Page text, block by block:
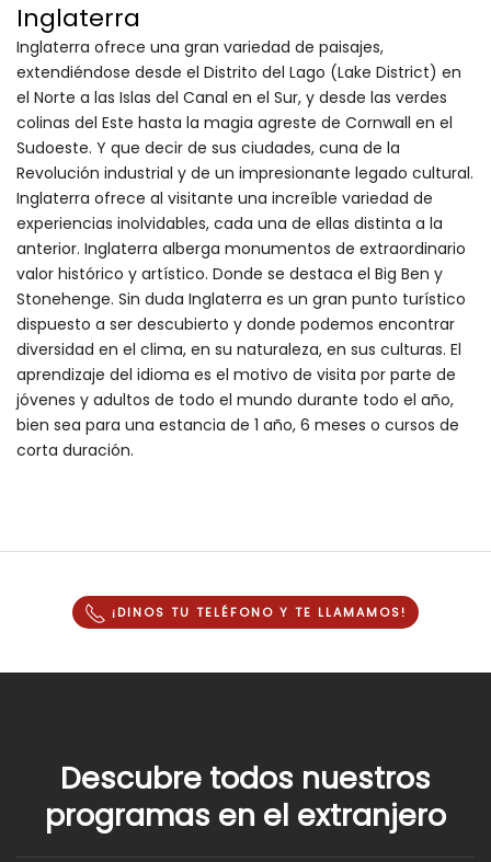
Inglaterra
Inglaterra ofrece una gran variedad de paisajes,
extendiéndose desde el Distrito del Lago (Lake District) en
el Norte a las Islas del Canal en el Sur, y desde las verdes
colinas del Este hasta la magia agreste de Cornwall en el
Sudoeste. Y que decir de sus ciudades, cuna de la
Revolución industrial y de un impresionante legado cultural.
Inglaterra ofrece al visitante una increíble variedad de
experiencias inolvidables, cada una de ellas distinta a la
anterior. Inglaterra alberga monumentos de extraordinario
valor histórico y artístico. Donde se destaca el Big Ben y
Stonehenge. Sin duda Inglaterra es un gran punto turístico
dispuesto a ser descubierto y donde podemos encontrar
diversidad en el clima, en su naturaleza, en sus culturas. El
aprendizaje del idioma es el motivo de visita por parte de
jóvenes y adultos de todo el mundo durante todo el año,
bien sea para una estancia de 1 año, 6 meses o cursos de
corta duración.
¡DINOS TU TELÉFONO Y TE LLAMAMOS!
Descubre todos nuestros
programas en el extranjero